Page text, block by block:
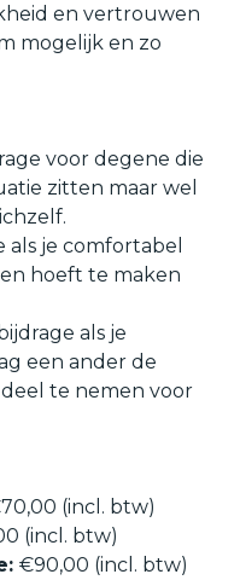
en vertrouwen
mogelijk en zo
voor degene die
zitten maar wel
als je comfortabel
hoeft te maken
als je
een ander de
te nemen voor
(incl. btw)
(incl. btw)
€90,00 (incl. btw)